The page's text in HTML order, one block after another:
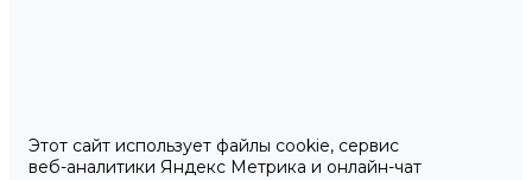
Этот сайт использует файлы cookie, сервис
веб-аналитики Яндекс Метрика и онлайн-чат